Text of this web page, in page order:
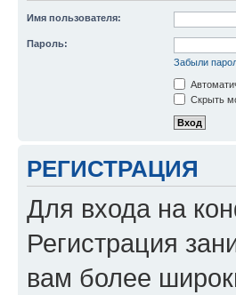
Имя пользователя:
Пароль:
Забыли
Скрыть
РЕГИСТРАЦИЯ
Для входа на
Регистрация
вам более